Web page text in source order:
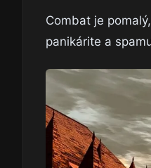
Combat je
panikárite a